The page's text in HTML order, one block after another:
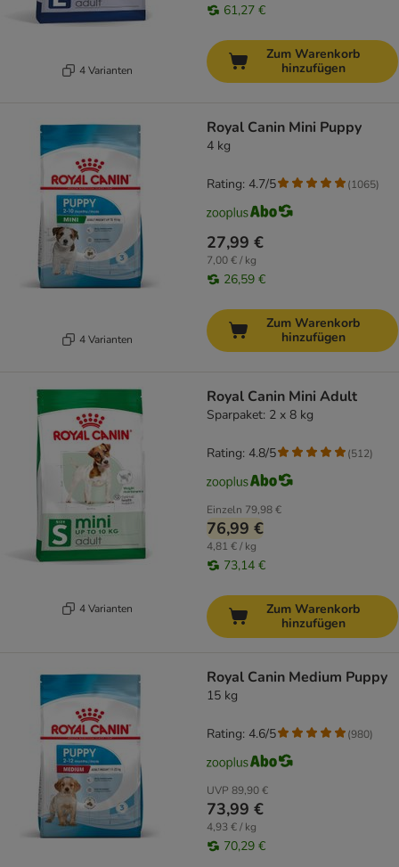
4 Varianten
61,27 €
Zum Warenkorb
hinzufügen
4 Varianten
Royal Canin Mini Puppy
4 kg
27,99 €
7,00 € / kg
26,59 €
Rating: 4.7/5 (1065)
Zum Warenkorb
hinzufügen
4 Varianten
Royal Canin Mini Adult
Sparpaket: 2 x 8 kg
Einzeln 79,98 €
76,99 €
4,81 € / kg
73,14 €
Rating: 4.8/5 (512)
Zum Warenkorb
hinzufügen
Royal Canin Medium Puppy
15 kg
UVP 89,90 €
73,99 €
4,93 € / kg
70,29 €
Rating: 4.6/5 (980)